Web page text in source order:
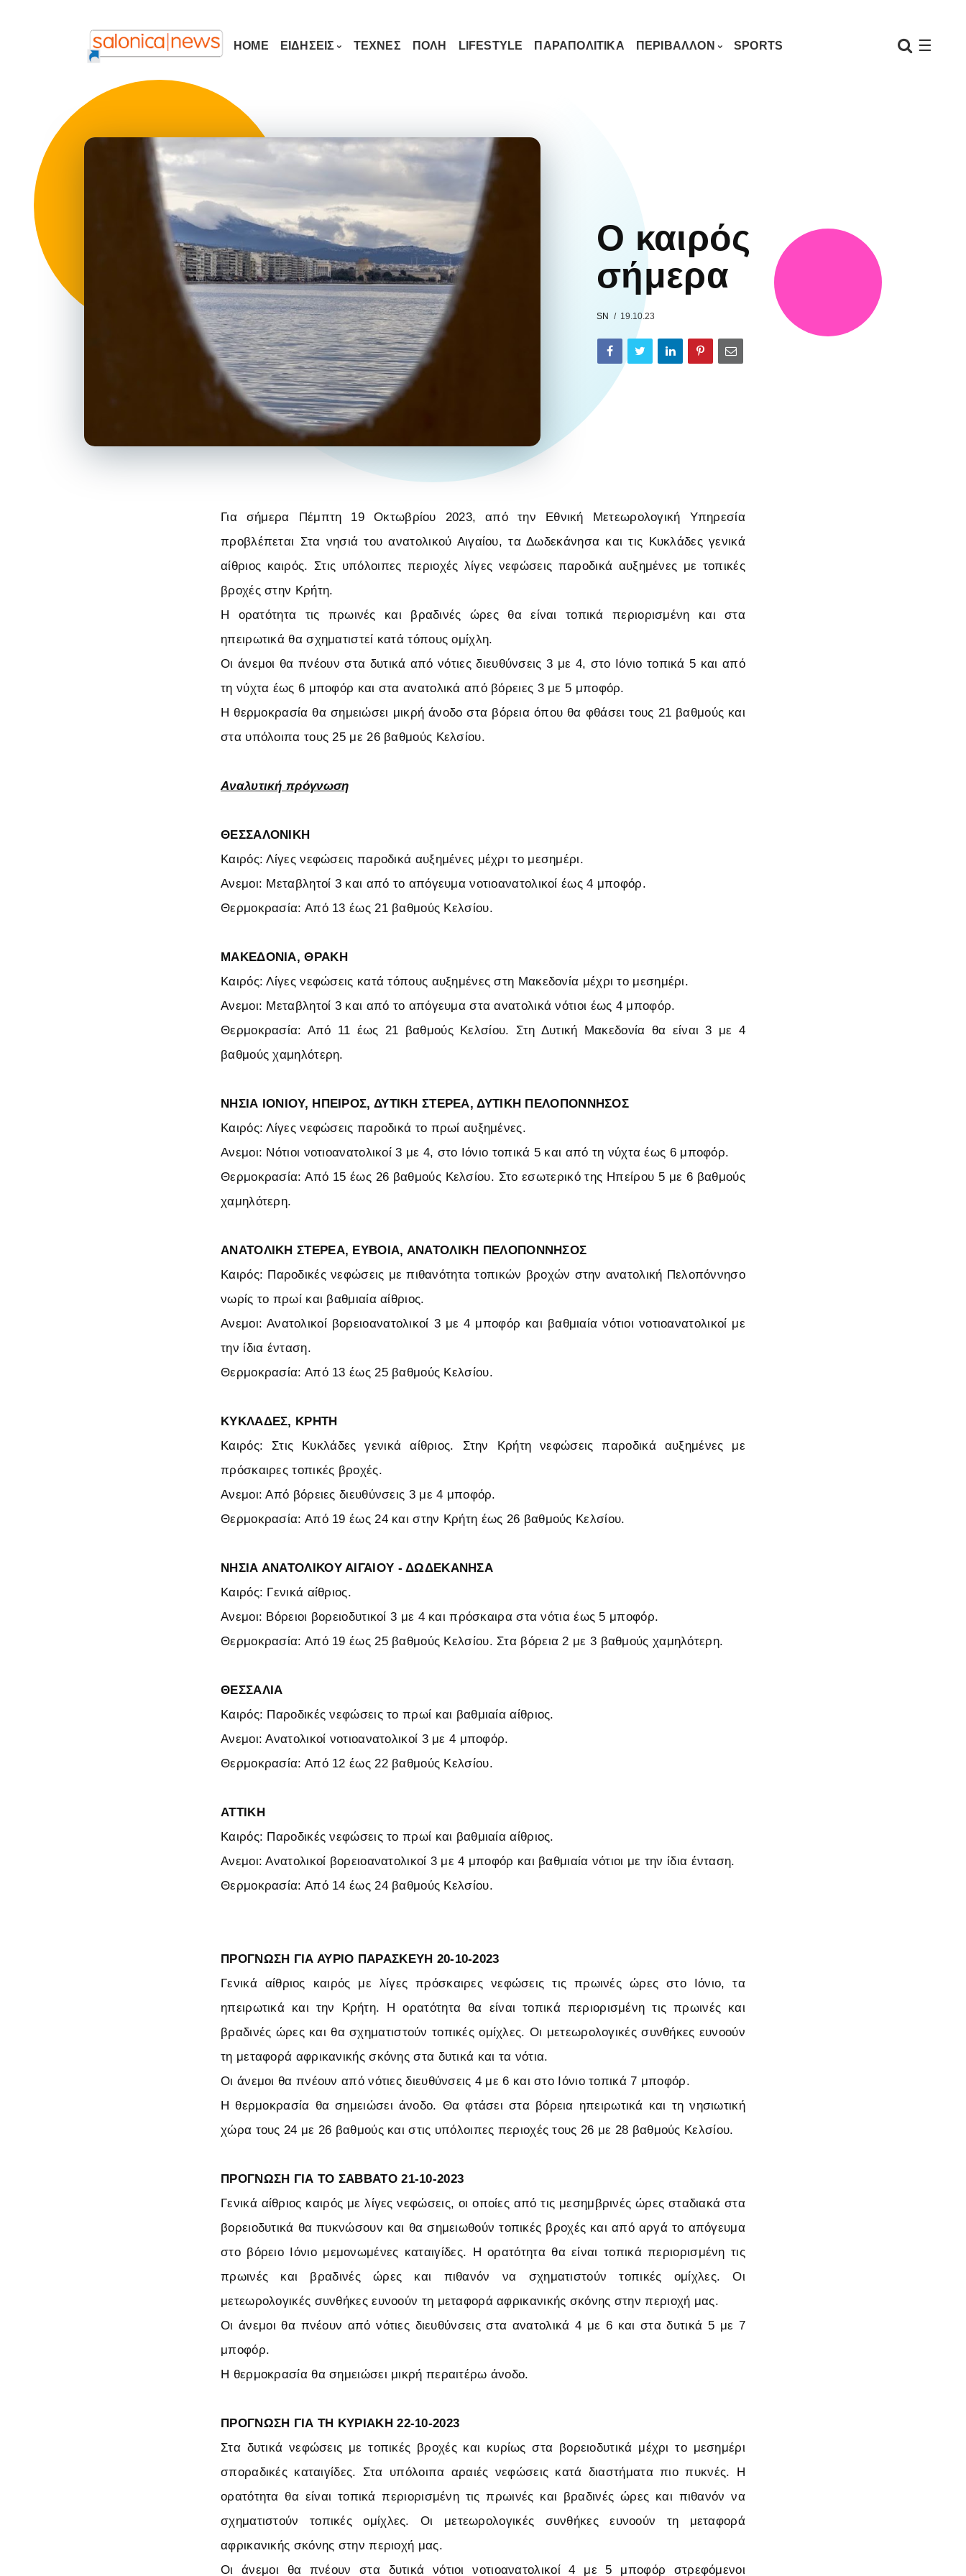
☰
HOME ΕΙΔΗΣΕΙΣ ΤΕΧΝΕΣ ΠΟΛΗ LIFESTYLE ΠΑΡΑΠΟΛΙΤΙΚΑ ΠΕΡΙΒΑΛΛΟΝ SPORTS
Ο καιρός
σήμερα
SN 19.10.23
Για σήμερα Πέμπτη 19 Οκτωβρίου 2023, από την Εθνική Μετεωρολογική Υπηρεσία
προβλέπεται Στα νησιά του ανατολικού Αιγαίου, τα Δωδεκάνησα και τις Κυκλάδες γενικά
αίθριος καιρός. Στις υπόλοιπες περιοχές λίγες νεφώσεις παροδικά αυξημένες με τοπικές
βροχές στην Κρήτη.
Η ορατότητα τις πρωινές και βραδινές ώρες θα είναι τοπικά περιορισμένη και στα
ηπειρωτικά θα σχηματιστεί κατά τόπους ομίχλη.
Οι άνεμοι θα πνέουν στα δυτικά από νότιες διευθύνσεις 3 με 4, στο Ιόνιο τοπικά 5 και από
τη νύχτα έως 6 μποφόρ και στα ανατολικά από βόρειες 3 με 5 μποφόρ.
Η θερμοκρασία θα σημειώσει μικρή άνοδο στα βόρεια όπου θα φθάσει τους 21 βαθμούς και
στα υπόλοιπα τους 25 με 26 βαθμούς Κελσίου.
Αναλυτική πρόγνωση
ΘΕΣΣΑΛΟΝΙΚΗ
Καιρός: Λίγες νεφώσεις παροδικά αυξημένες μέχρι το μεσημέρι.
Ανεμοι: Μεταβλητοί 3 και από το απόγευμα νοτιοανατολικοί έως 4 μποφόρ.
Θερμοκρασία: Από 13 έως 21 βαθμούς Κελσίου.
ΜΑΚΕΔΟΝΙΑ, ΘΡΑΚΗ
Καιρός: Λίγες νεφώσεις κατά τόπους αυξημένες στη Μακεδονία μέχρι το μεσημέρι.
Ανεμοι: Μεταβλητοί 3 και από το απόγευμα στα ανατολικά νότιοι έως 4 μποφόρ.
Θερμοκρασία: Από 11 έως 21 βαθμούς Κελσίου. Στη Δυτική Μακεδονία θα είναι 3 με 4
βαθμούς χαμηλότερη.
ΝΗΣΙΑ ΙΟΝΙΟΥ, ΗΠΕΙΡΟΣ, ΔΥΤΙΚΗ ΣΤΕΡΕΑ, ΔΥΤΙΚΗ ΠΕΛΟΠΟΝΝΗΣΟΣ
Καιρός: Λίγες νεφώσεις παροδικά το πρωί αυξημένες.
Ανεμοι: Νότιοι νοτιοανατολικοί 3 με 4, στο Ιόνιο τοπικά 5 και από τη νύχτα έως 6 μποφόρ.
Θερμοκρασία: Από 15 έως 26 βαθμούς Κελσίου. Στο εσωτερικό της Ηπείρου 5 με 6 βαθμούς
χαμηλότερη.
ΑΝΑΤΟΛΙΚΗ ΣΤΕΡΕΑ, ΕΥΒΟΙΑ, ΑΝΑΤΟΛΙΚΗ ΠΕΛΟΠΟΝΝΗΣΟΣ
Καιρός: Παροδικές νεφώσεις με πιθανότητα τοπικών βροχών στην ανατολική Πελοπόννησο
νωρίς το πρωί και βαθμιαία αίθριος.
Ανεμοι: Ανατολικοί βορειοανατολικοί 3 με 4 μποφόρ και βαθμιαία νότιοι νοτιοανατολικοί με
την ίδια ένταση.
Θερμοκρασία: Από 13 έως 25 βαθμούς Κελσίου.
ΚΥΚΛΑΔΕΣ, ΚΡΗΤΗ
Καιρός: Στις Κυκλάδες γενικά αίθριος. Στην Κρήτη νεφώσεις παροδικά αυξημένες με
πρόσκαιρες τοπικές βροχές.
Ανεμοι: Από βόρειες διευθύνσεις 3 με 4 μποφόρ.
Θερμοκρασία: Από 19 έως 24 και στην Κρήτη έως 26 βαθμούς Κελσίου.
ΝΗΣΙΑ ΑΝΑΤΟΛΙΚΟΥ ΑΙΓΑΙΟΥ - ΔΩΔΕΚΑΝΗΣΑ
Καιρός: Γενικά αίθριος.
Ανεμοι: Βόρειοι βορειοδυτικοί 3 με 4 και πρόσκαιρα στα νότια έως 5 μποφόρ.
Θερμοκρασία: Από 19 έως 25 βαθμούς Κελσίου. Στα βόρεια 2 με 3 βαθμούς χαμηλότερη.
ΘΕΣΣΑΛΙΑ
Καιρός: Παροδικές νεφώσεις το πρωί και βαθμιαία αίθριος.
Ανεμοι: Ανατολικοί νοτιοανατολικοί 3 με 4 μποφόρ.
Θερμοκρασία: Από 12 έως 22 βαθμούς Κελσίου.
ΑΤΤΙΚΗ
Καιρός: Παροδικές νεφώσεις το πρωί και βαθμιαία αίθριος.
Ανεμοι: Ανατολικοί βορειοανατολικοί 3 με 4 μποφόρ και βαθμιαία νότιοι με την ίδια ένταση.
Θερμοκρασία: Από 14 έως 24 βαθμούς Κελσίου.
ΠΡΟΓΝΩΣΗ ΓΙΑ ΑΥΡΙΟ ΠΑΡΑΣΚΕΥΗ 20-10-2023
Γενικά αίθριος καιρός με λίγες πρόσκαιρες νεφώσεις τις πρωινές ώρες στο Ιόνιο, τα
ηπειρωτικά και την Κρήτη. Η ορατότητα θα είναι τοπικά περιορισμένη τις πρωινές και
βραδινές ώρες και θα σχηματιστούν τοπικές ομίχλες. Οι μετεωρολογικές συνθήκες ευνοούν
τη μεταφορά αφρικανικής σκόνης στα δυτικά και τα νότια.
Οι άνεμοι θα πνέουν από νότιες διευθύνσεις 4 με 6 και στο Ιόνιο τοπικά 7 μποφόρ.
Η θερμοκρασία θα σημειώσει άνοδο. Θα φτάσει στα βόρεια ηπειρωτικά και τη νησιωτική
χώρα τους 24 με 26 βαθμούς και στις υπόλοιπες περιοχές τους 26 με 28 βαθμούς Κελσίου.
ΠΡΟΓΝΩΣΗ ΓΙΑ ΤΟ ΣΑΒΒΑΤΟ 21-10-2023
Γενικά αίθριος καιρός με λίγες νεφώσεις, οι οποίες από τις μεσημβρινές ώρες σταδιακά στα
βορειοδυτικά θα πυκνώσουν και θα σημειωθούν τοπικές βροχές και από αργά το απόγευμα
στο βόρειο Ιόνιο μεμονωμένες καταιγίδες. Η ορατότητα θα είναι τοπικά περιορισμένη τις
πρωινές και βραδινές ώρες και πιθανόν να σχηματιστούν τοπικές ομίχλες. Οι
μετεωρολογικές συνθήκες ευνοούν τη μεταφορά αφρικανικής σκόνης στην περιοχή μας.
Οι άνεμοι θα πνέουν από νότιες διευθύνσεις στα ανατολικά 4 με 6 και στα δυτικά 5 με 7
μποφόρ.
Η θερμοκρασία θα σημειώσει μικρή περαιτέρω άνοδο.
ΠΡΟΓΝΩΣΗ ΓΙΑ ΤΗ ΚΥΡΙΑΚΗ 22-10-2023
Στα δυτικά νεφώσεις με τοπικές βροχές και κυρίως στα βορειοδυτικά μέχρι το μεσημέρι
σποραδικές καταιγίδες. Στα υπόλοιπα αραιές νεφώσεις κατά διαστήματα πιο πυκνές. Η
ορατότητα θα είναι τοπικά περιορισμένη τις πρωινές και βραδινές ώρες και πιθανόν να
σχηματιστούν τοπικές ομίχλες. Οι μετεωρολογικές συνθήκες ευνοούν τη μεταφορά
αφρικανικής σκόνης στην περιοχή μας.
Οι άνεμοι θα πνέουν στα δυτικά νότιοι νοτιοανατολικοί 4 με 5 μποφόρ στρεφόμενοι